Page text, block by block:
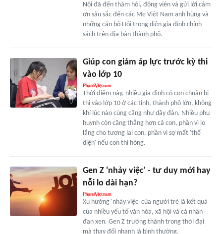
Nội đã đến thăm hỏi, động viên và gửi lời cảm
ơn sâu sắc đến các Mẹ Việt Nam anh hùng và
những cán bộ Hội trong diện gia đình chính
sách trên địa bàn thành phố.
Giúp con giảm áp lực trước kỳ thi
vào lớp 10
Thời điểm này, nhiều gia đình có con chuẩn bị
thi vào lớp 10 ở các tỉnh, thành phố lớn, không
khí lúc nào cũng căng như dây đàn. Nhiều phụ
huynh còn căng thẳng hơn cả con, phần vì lo
lắng cho tương lai con, phần vì sợ mất 'thể
diện' nếu con thi hỏng.
Gen Z 'nhảy việc' - tư duy mới hay
nỗi lo dài hạn?
Xu hướng 'nhảy việc' của người trẻ là kết quả
của nhiều yếu tố văn hóa, xã hội và cá nhân
đan xen. Gen Z trưởng thành trong thời đại
mà thay đổi nhanh là bình thường.